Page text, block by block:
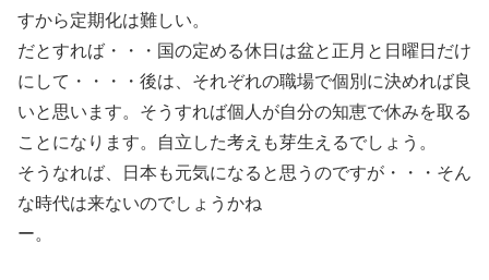
すから定期化は難しい。
だとすれば・・・国の定める休日は盆と正月と日曜日だけ
にして・・・・後は、それぞれの職場で個別に決めれば良
いと思います。そうすれば個人が自分の知恵で休みを取る
ことになります。自立した考えも芽生えるでしょう。
そうなれば、日本も元気になると思うのですが・・・そん
な時代は来ないのでしょうかね
ー。